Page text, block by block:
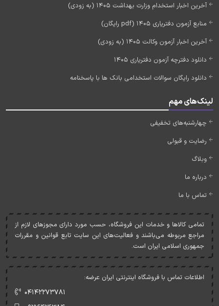
آخرین اخبار استخدام وزارت بهداشت 1405 (به زودی)
منابع آزمون دفتریاری 1405 (pdf رایگان)
آخرین اخبار آزمون وکالت 1405 (به زودی)
دانلود دفترچه آزمون دفتریاری 1405
دانلود رایگان سوالات استخدامی بانک ها با پاسخنامه
لینک‌های مهم
چهارشنبه‌های تخفیفی
رضایت و قبولی
وبلاگ
درباره ما
تماس با ما
تمامی کالاها و خدمات اين فروشگاه، حسب مورد دارای مجوزهای لازم از
مراجع مربوطه می‌باشند و فعاليت‌های اين سايت تابع قوانين و مقررات
جمهوری اسلامی ايران است.
اطلاعات تماس با فروشگاه اینترنتی ایران عرضه:
۰۴۱۴۲۲۷۳۷۸۱